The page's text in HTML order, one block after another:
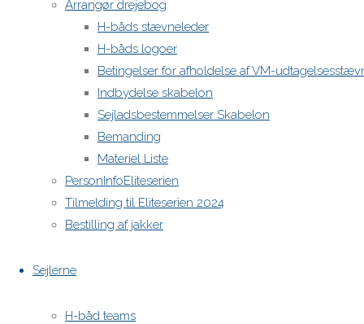
Arrangør drejebog
H-båds stævneleder
H-båds logoer
Betingelser for afholdelse af VM-
Indbydelse skabelon
Sejladsbestemmelser Skabelon
Bemanding
Materiel Liste
PersonInfoEliteserien
Tilmelding til Eliteserien 2024
Bestilling af jakker
Sejlerne
H-båd teams